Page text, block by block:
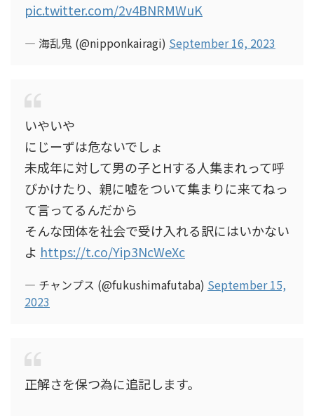
pic.twitter.com/2v4BNRMWuK
— 海乱鬼 (@nipponkairagi) September 16, 2023
いやいや
にじーずは危ないでしょ
未成年に対して男の子とHする人集まれって呼
びかけたり、親に嘘をついて集まりに来てねっ
て言ってるんだから
そんな団体を社会で受け入れる訳にはいかない
よ https://t.co/Yip3NcWeXc
— チャンプス (@fukushimafutaba) September 15,
2023
正解さを保つ為に追記します。